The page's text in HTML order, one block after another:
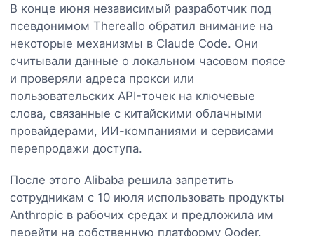
В конце июня независимый разработчик под
псевдонимом Thereallo обратил внимание на
некоторые механизмы в Claude Code. Они
считывали данные о локальном часовом поясе
и проверяли адреса прокси или
пользовательских API-точек на ключевые
слова, связанные с китайскими облачными
провайдерами, ИИ-компаниями и сервисами
перепродажи доступа.
После этого Alibaba решила запретить
сотрудникам с 10 июля использовать продукты
Anthropic в рабочих средах и предложила им
перейти на собственную платформу Qoder.